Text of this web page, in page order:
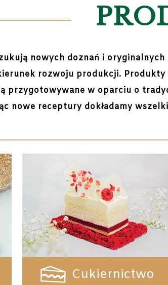
nowych doznań i
rozwoju produkcji. Produkty
przygotowywane w oparciu o
nowe receptury dokładamy
Cukiernictwo